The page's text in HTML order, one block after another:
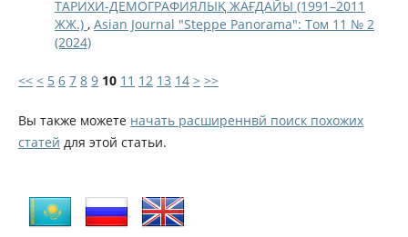
ТАРИХИ-ДЕМОГРАФИЯЛЫҚ ЖАҒДАЙЫ (1991–2011
ЖЖ.) , Asian Journal "Steppe Panorama": Том 11 № 2
(2024)
<< < 5 6 7 8 9 10 11 12 13 14 > >>
Вы также можете начать расширеннвй поиск похожих
статей для этой статьи.